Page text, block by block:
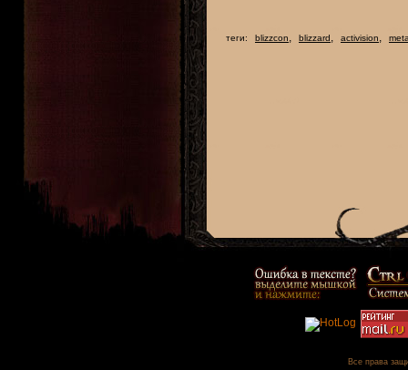
теги: blizzcon, blizzard, activision,
Все права